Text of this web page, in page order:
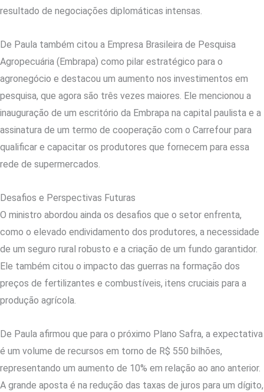
resultado de negociações diplomáticas intensas.
De Paula também citou a Empresa Brasileira de Pesquisa
Agropecuária (Embrapa) como pilar estratégico para o
agronegócio e destacou um aumento nos investimentos em
pesquisa, que agora são três vezes maiores. Ele mencionou a
inauguração de um escritório da Embrapa na capital paulista e a
assinatura de um termo de cooperação com o Carrefour para
qualificar e capacitar os produtores que fornecem para essa
rede de supermercados.
Desafios e Perspectivas Futuras
O ministro abordou ainda os desafios que o setor enfrenta,
como o elevado endividamento dos produtores, a necessidade
de um seguro rural robusto e a criação de um fundo garantidor.
Ele também citou o impacto das guerras na formação dos
preços de fertilizantes e combustíveis, itens cruciais para a
produção agrícola.
De Paula afirmou que para o próximo Plano Safra, a expectativa
é um volume de recursos em torno de R$ 550 bilhões,
representando um aumento de 10% em relação ao ano anterior.
A grande aposta é na redução das taxas de juros para um dígito,